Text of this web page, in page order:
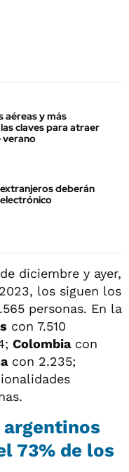
aéreas y más
claves para atraer
verano
deberán
diciembre y ayer,
los siguen los
personas. En la
con 7.510
Colombiacon
con 2.235;
argentinos
73% de los